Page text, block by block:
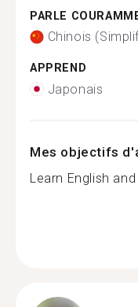
PARLE
Chinois
APPREND
Japonais
Mes objectifs
Learn English